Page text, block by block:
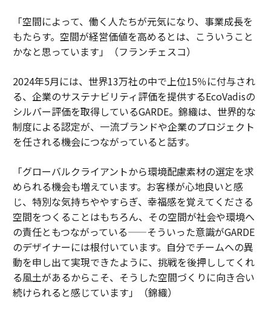
「空間によって、働く人たちが元気になり、事業成長を
もたらす。空間が経営価値を高めるとは、こういうこと
かなと思っています」（フランチェスコ）
2024年5月には、世界13万社の中で上位15％に付与され
る、企業のサステナビリティ評価を提供するEcoVadisの
シルバー評価を取得しているGARDE。錦織は、世界的な
制度による認定が、一流ブランドや企業のプロジェクト
を任される機会につながっていると話す。
「グローバルクライアントから環境配慮素材の選定を求
められる機会も増えています。お客様が心地良いと感
じ、特別な気持ちややすらぎ、幸福感を覚えてくださる
空間をつくることはもちろん、その空間が社会や環境へ
の責任ともつながっている——そういった意識がGARDE
のデザイナーには根付いています。自分でチームへの異
動を申し出て実現できたように、挑戦を後押ししてくれ
る風土があるからこそ、そうした空間づくりに向き合い
続けられると感じています」（錦織）